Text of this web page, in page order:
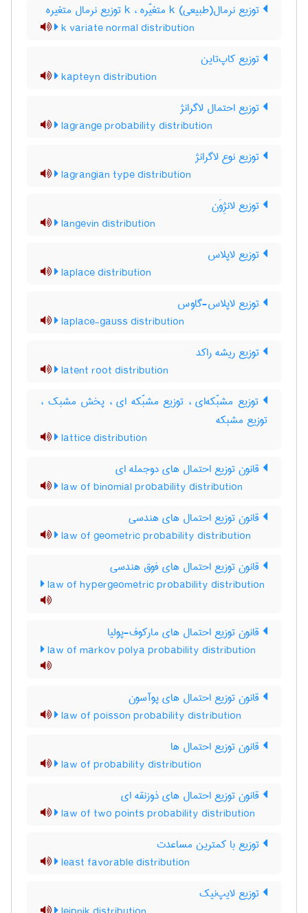
توزیع نرمال(طبیعی) k متغیّره ، k توزیع نرمال متغیره
k variate normal distribution
توزیع کاپ‌تاین
kapteyn distribution
توزیع احتمال لاگرانژ
lagrange probability distribution
توزیع نوع لاگرانژ
lagrangian type distribution
توزیع لانژِوَن
langevin distribution
توزیع لاپلاس
laplace distribution
توزیع لاپلاس-گاوس
laplace-gauss distribution
توزیع ریشه راکد
latent root distribution
توزیع مشبّکه‌ای ، توزیع مشبّکه ای ، پخش مشبک ،
توزیع مشبکه
lattice distribution
قانون توزیع احتمال های دوجمله ای
law of binomial probability distribution
قانون توزیع احتمال های هندسی
law of geometric probability distribution
قانون توزیع احتمال های فوق هندسی
law of hypergeometric probability distribution
قانون توزیع احتمال های مارکوف-پولیا
law of markov polya probability distribution
قانون توزیع احتمال های پوآسون
law of poisson probability distribution
قانون توزیع احتمال ها
law of probability distribution
قانون توزیع احتمال های ذوزنقه ای
law of two points probability distribution
توزیع با کمترین مساعدت
least favorable distribution
توزیع لایپ‌نیک